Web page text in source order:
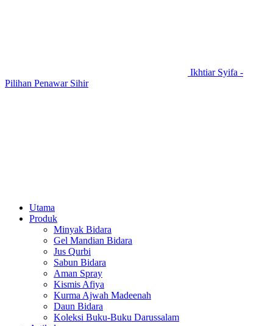
Ikhtiar Syifa -
Pilihan Penawar Sihir
Utama
Produk
Minyak Bidara
Gel Mandian Bidara
Jus Qurbi
Sabun Bidara
Aman Spray
Kismis Afiya
Kurma Ajwah Madeenah
Daun Bidara
Koleksi Buku-Buku Darussalam